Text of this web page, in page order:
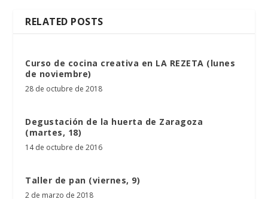
RELATED POSTS
Curso de cocina creativa en LA REZETA (lunes
de noviembre)
28 de octubre de 2018
Degustación de la huerta de Zaragoza
(martes, 18)
14 de octubre de 2016
Taller de pan (viernes, 9)
2 de marzo de 2018